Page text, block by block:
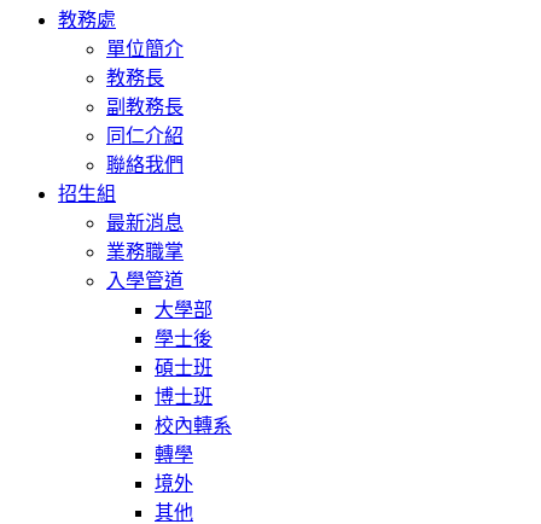
Toggle
navigation
教務處
單位簡介
教務長
副教務長
同仁介紹
聯絡我們
招生組
最新消息
業務職掌
入學管道
大學部
學士後
碩士班
博士班
校內轉系
轉學
境外
其他